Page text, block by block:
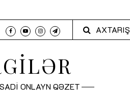
AXTARIŞ
ONLAYN QƏZET